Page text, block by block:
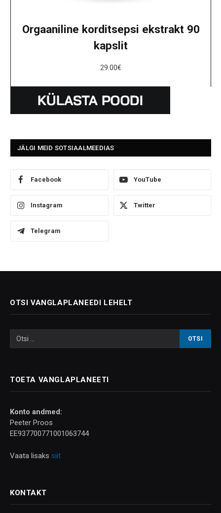
Orgaaniline korditsepsi ekstrakt 90
kapslit
29.00€
JÄLGI MEID SOTSIAALMEEDIAS
Facebook YouTube
Instagram Twitter
Telegram
OTSI VANGLAPLANEEDI LEHELT
TOETA VANGLAPLANEETI
Konto andmed:
Peeter Proos
EE937700771001063744
Vaata lisaks siit
KONTAKT